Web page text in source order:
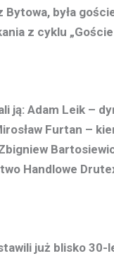
Bytowa, była
z cyklu
ją: Adam Leik –
Furtan –
Handlowe
już blisko 30-